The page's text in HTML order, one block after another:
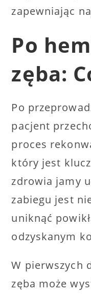
zapewniając
Po
zęba:
Po
pacjent
proces
który jest
zdrowia jamy
zabiegu jest
uniknąć
odzyskanym
W pierwszych
zęba może